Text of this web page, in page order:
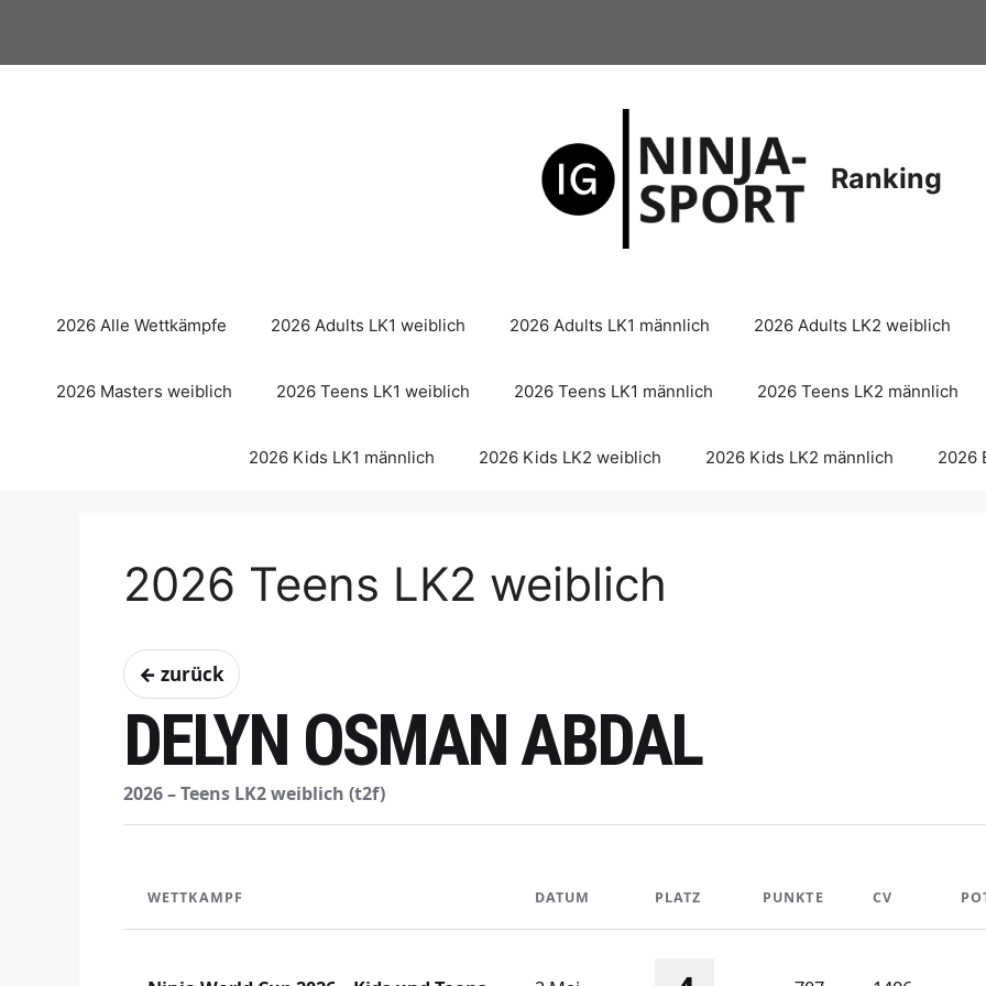
springen
Ranking
2026 Alle Wettkämpfe 2026 Adults LK1 weiblich 2026 Adults LK1 männlich 2026 Adults LK2 weiblich
2026 Masters weiblich 2026 Teens LK1 weiblich 2026 Teens LK1 männlich 2026 Teens LK2 männlich
2026 Kids LK1 männlich 2026 Kids LK2 weiblich 2026 Kids LK2 männlich 2026
2026 Teens LK2 weiblich
← zurück
DELYN OSMAN ABDAL
2026 – Teens LK2 weiblich (t2f)
WETTKAMPF DATUM PLATZ PUNKTE CV